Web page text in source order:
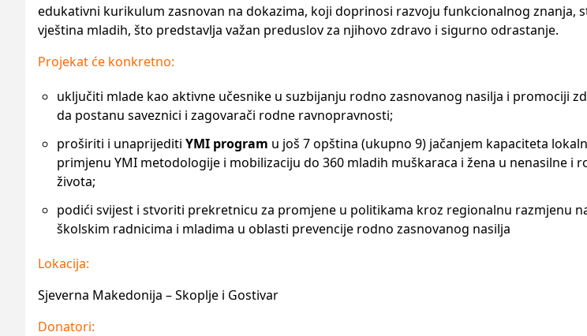
edukativni kurikulum zasnovan na dokazima, koji doprinosi razvoju funkcionalnog znanja,
vještina mladih, što predstavlja važan preduslov za njihovo zdravo i sigurno odrastanje.
Projekat će konkretno:
uključiti mlade kao aktivne učesnike u suzbijanju rodno zasnovanog nasilja i promociji
da postanu saveznici i zagovarači rodne ravnopravnosti;
proširiti i unaprijediti YMI program u još 7 opština (ukupno 9) jačanjem kapaciteta
primjenu YMI metodologije i mobilizaciju do 360 mladih muškaraca i žena u nenasilne i
života;
podići svijest i stvoriti prekretnicu za promjene u politikama kroz regionalnu razmjenu
školskim radnicima i mladima u oblasti prevencije rodno zasnovanog nasilja
Lokacija:
Sjeverna Makedonija – Skoplje i Gostivar
Donatori: